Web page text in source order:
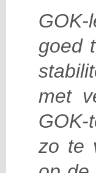
goed
met
GOK-
zo te